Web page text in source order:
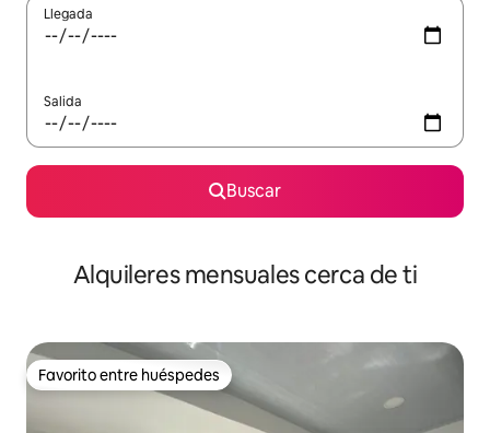
Llegada
Salida
Buscar
Alquileres mensuales cerca de ti
Favorito entre huéspedes
Favorito entre huéspedes